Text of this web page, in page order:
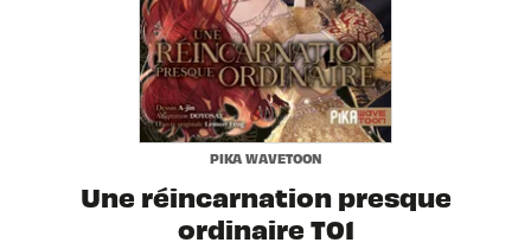
PIKA WAVETOON
Une réincarnation presque
ordinaire T01